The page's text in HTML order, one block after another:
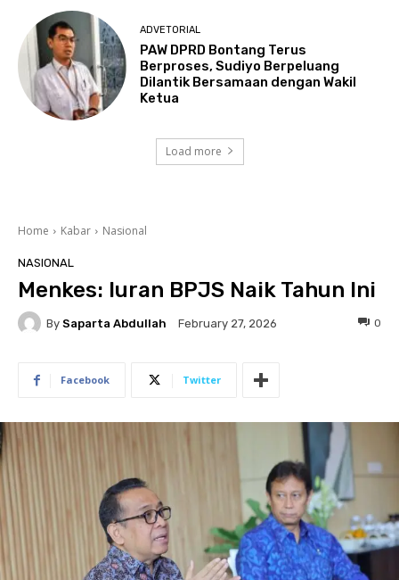
ADVETORIAL
PAW DPRD Bontang Terus
Berproses, Sudiyo Berpeluang
Dilantik Bersamaan dengan Wakil
Ketua
Load more